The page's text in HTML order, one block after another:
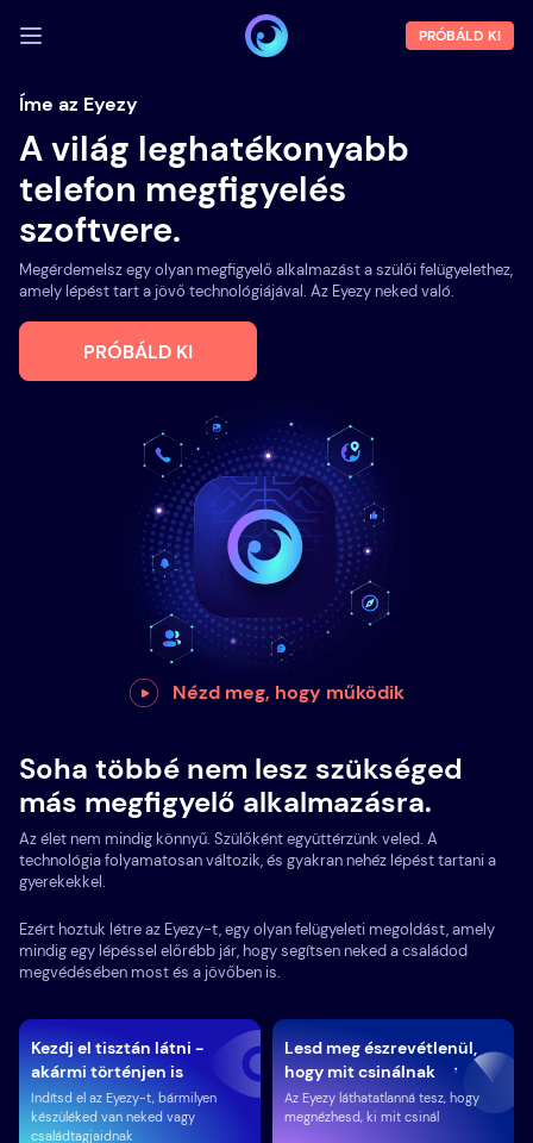
BEJELENTKEZÉS
Demó
Funkciók
Rólunk
Blog
PRÓBÁLD KI
Íme az Eyezy
A világ leghatékonyabb
telefon megfigyelés
szoftvere.
Megérdemelsz egy olyan megfigyelő alkalmazást a szülői felügyelethez,
amely lépést tart a jövő technológiájával. Az Eyezy neked való.
PRÓBÁLD KI
Nézd meg, hogy működik
Soha többé nem lesz szükséged
más megfigyelő alkalmazásra.
Az élet nem mindig könnyű. Szülőként együttérzünk veled. A
technológia folyamatosan változik, és gyakran nehéz lépést tartani a
gyerekekkel.
Ezért hoztuk létre az Eyezy-t, egy olyan felügyeleti megoldást, amely
mindig egy lépéssel előrébb jár, hogy segítsen neked a családod
megvédésében most és a jövőben is.
Kezdj el tisztán látni -
akármi történjen is
Indítsd el az Eyezy-t, bármilyen
készüléked van neked vagy
családtagjaidnak
Lesd meg észrevétlenül,
hogy mit csinálnak
Az Eyezy láthatatlanná tesz, hogy
megnézhesd, ki mit csinál